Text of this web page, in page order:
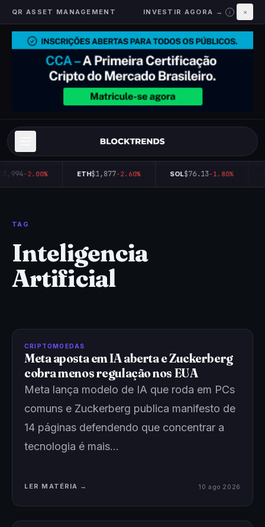
QR ASSET MANAGEMENT INVESTIR AGORA → i ×
-2.00% ETH$1,877-2.60% SOL$76.13-1.80%
TAG
Inteligencia
Artificial
CRIPTOMOEDAS
Meta aposta em IA aberta e Zuckerberg
cobra menos regulação nos EUA
Meta lança modelo de IA que roda em PCs
comuns e Zuckerberg publica manifesto de
14 páginas defendendo que concentrar a
tecnologia é mais…
LER MATÉRIA → 10 ago 2026